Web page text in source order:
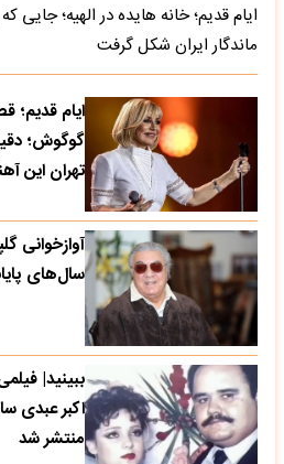
ایام قدیم؛ خانه هایده در الهیه؛
ماندگار ایران شکل گرفت
ایام قدیم؛
گوگوش؛
تهران این
آوازخوانی
سال‌های
ببینید|
منتشر شد